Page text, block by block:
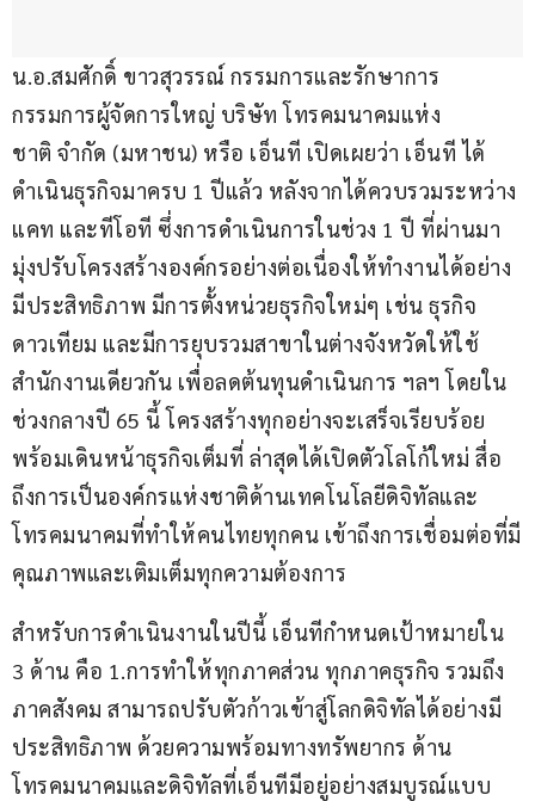
น.อ.สมศักดิ์ ขาวสุวรรณ์ กรรมการและรักษาการ
กรรมการผู้จัดการใหญ่ บริษัท โทรคมนาคมแห่ง
ชาติ จำกัด (มหาชน) หรือ เอ็นที เปิดเผยว่า เอ็นที ได้
ดำเนินธุรกิจมาครบ 1 ปีแล้ว หลังจากได้ควบรวมระหว่าง
แคท และทีโอที ซึ่งการดำเนินการในช่วง 1 ปี ที่ผ่านมา
มุ่งปรับโครงสร้างองค์กรอย่างต่อเนื่องให้ทำงานได้อย่าง
มีประสิทธิภาพ มีการตั้งหน่วยธุรกิจใหม่ๆ เช่น ธุรกิจ
ดาวเทียม และมีการยุบรวมสาขาในต่างจังหวัดให้ใช้
สำนักงานเดียวกัน เพื่อลดต้นทุนดำเนินการ ฯลฯ โดยใน
ช่วงกลางปี 65 นี้ โครงสร้างทุกอย่างจะเสร็จเรียบร้อย
พร้อมเดินหน้าธุรกิจเต็มที่ ล่าสุดได้เปิดตัวโลโก้ใหม่ สื่อ
ถึงการเป็นองค์กรแห่งชาติด้านเทคโนโลยีดิจิทัลและ
โทรคมนาคมที่ทำให้คนไทยทุกคน เข้าถึงการเชื่อมต่อที่มี
คุณภาพและเติมเต็มทุกความต้องการ
สำหรับการดำเนินงานในปีนี้ เอ็นทีกำหนดเป้าหมายใน
3 ด้าน คือ 1.การทำให้ทุกภาคส่วน ทุกภาคธุรกิจ รวมถึง
ภาคสังคม สามารถปรับตัวก้าวเข้าสู่โลกดิจิทัลได้อย่างมี
ประสิทธิภาพ ด้วยความพร้อมทางทรัพยากร ด้าน
โทรคมนาคมและดิจิทัลที่เอ็นทีมีอยู่อย่างสมบูรณ์แบบ